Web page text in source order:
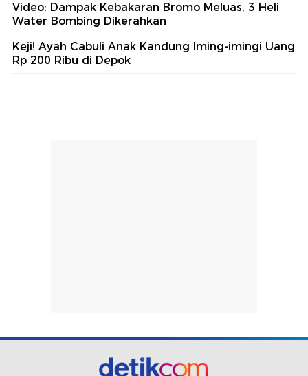
Video: Dampak Kebakaran Bromo Meluas, 3 Heli
Water Bombing Dikerahkan
Keji! Ayah Cabuli Anak Kandung Iming-imingi Uang
Rp 200 Ribu di Depok